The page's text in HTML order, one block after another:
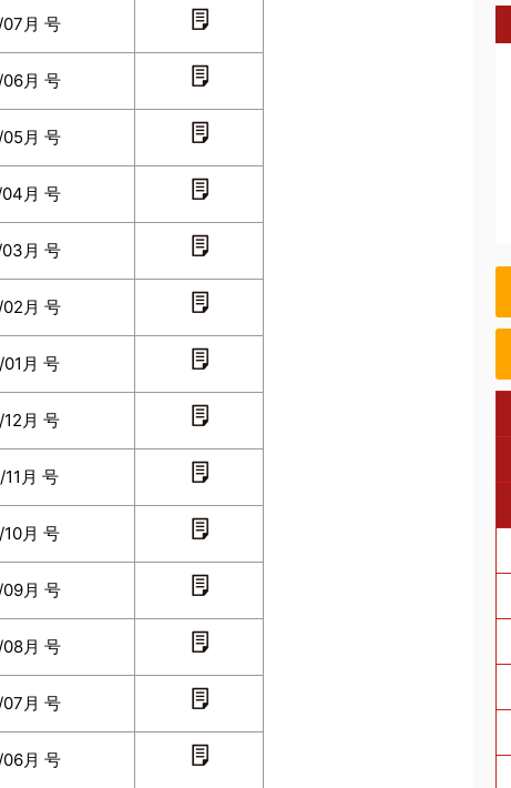
月 号
月 号
月 号
月 号
月 号
月 号
月 号
月 号
月 号
月 号
月 号
月 号
月 号
月 号